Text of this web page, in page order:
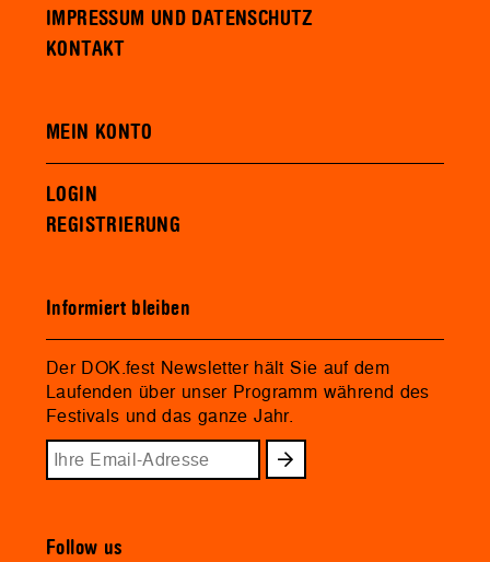
IMPRESSUM UND DATENSCHUTZ
KONTAKT
MEIN KONTO
LOGIN
REGISTRIERUNG
Informiert bleiben
Der DOK.fest Newsletter hält Sie auf dem
Laufenden über unser Programm während des
Festivals und das ganze Jahr.
Follow us